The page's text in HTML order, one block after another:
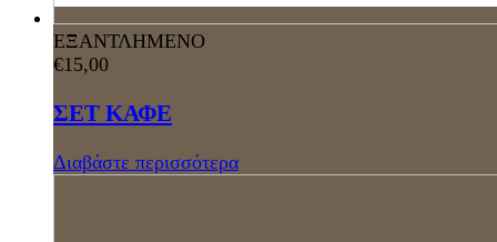
ΕΞΑΝΤΛΗΜΕΝΟ
€15,00
ΣΕΤ ΚΑΦΕ
Διαβάστε περισσότερα